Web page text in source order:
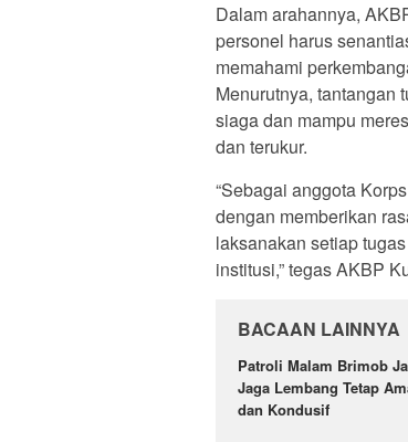
Dalam arahannya,
personel harus
memahami
Menurutnya, tantangan
siaga dan mampu
dan terukur.
“Sebagai anggota
dengan memberikan
laksanakan setiap
institusi,” tegas AKBP
BACAAN LAINNYA
Patroli Malam Brimob
Jaga Lembang Tetap
dan Kondusif